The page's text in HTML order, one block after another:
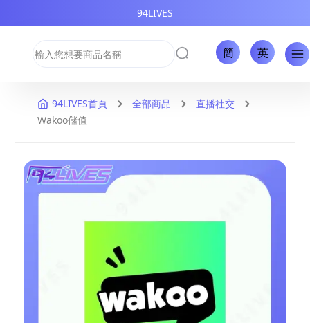
94LIVES
簡 英
94LIVES首頁 全部商品
直播社交
Wakoo儲值